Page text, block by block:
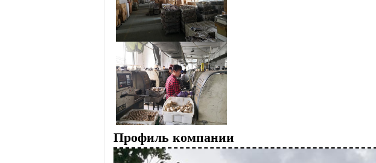
Профиль компании